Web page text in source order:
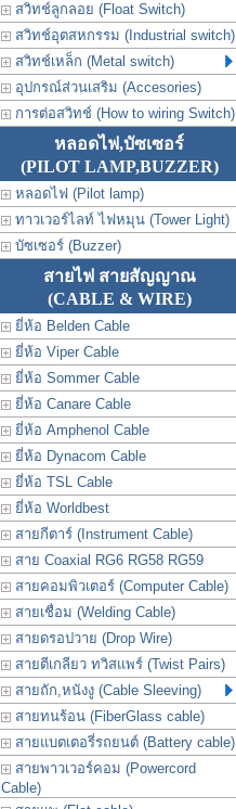
สวิทช์ลูกลอย (Float Switch)
สวิทช์อุตสหกรรม (Industrial switch)
สวิทช์เหล็ก (Metal switch)
อุปกรณ์ส่วนเสริม (Accesories)
การต่อสวิทช์ (How to wiring Switch)
หลอดไฟ,บัซเซอร์
(PILOT LAMP,BUZZER)
หลอดไฟ (Pilot lamp)
ทาวเวอร์ไลท์ ไฟหมุน (Tower Light)
บัซเซอร์ (Buzzer)
สายไฟ สายสัญญาณ
(CABLE & WIRE)
ยี่ห้อ Belden Cable
ยี่ห้อ Viper Cable
ยี่ห้อ Sommer Cable
ยี่ห้อ Canare Cable
ยี่ห้อ Amphenol Cable
ยี่ห้อ Dynacom Cable
ยี่ห้อ TSL Cable
ยี่ห้อ Worldbest
สายกีตาร์ (Instrument Cable)
สาย Coaxial RG6 RG58 RG59
สายคอมพิวเตอร์ (Computer Cable)
สายเชื่อม (Welding Cable)
สายดรอปวาย (Drop Wire)
สายตีเกลียว ทวิสแพร์ (Twist Pairs)
สายถัก,หนังงู (Cable Sleeving)
สายทนร้อน (FiberGlass cable)
สายแบตเตอรี่รถยนต์ (Battery cable)
สายพาวเวอร์คอม (Powercord
Cable)